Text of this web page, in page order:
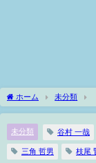
ホーム 未分類
川崎
未分類 谷村 一哉
三角 哲男 枝尾